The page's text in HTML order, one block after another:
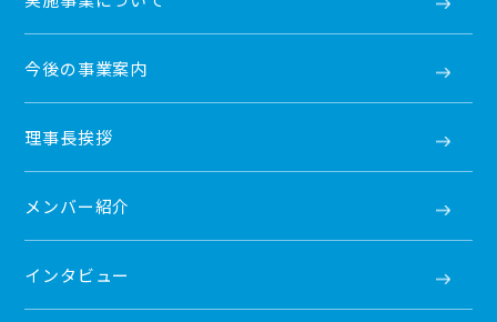
今後の事業案内
理事長挨拶
メンバー紹介
インタビュー